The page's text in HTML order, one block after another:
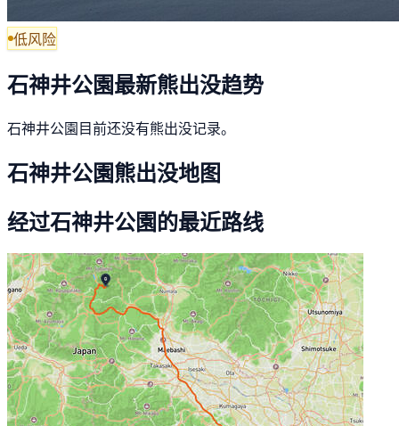
低风险
石神井公園最新熊出没趋势
石神井公園目前还没有熊出没记录。
石神井公園熊出没地图
经过石神井公園的最近路线